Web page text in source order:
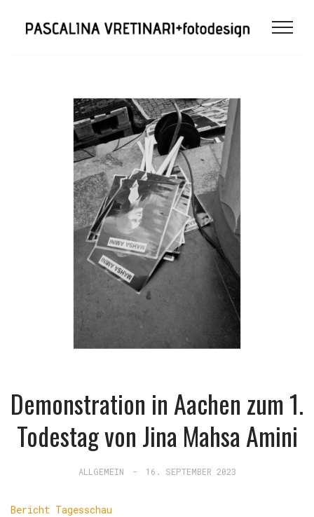
Demonstration in Aachen zum 1.
Todestag von Jina Mahsa Amini
ALLGEMEIN - 16. SEPTEMBER 2023
Bericht Tagesschau